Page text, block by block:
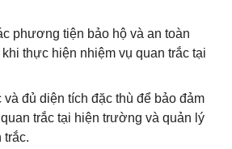
phương tiện bảo hộ và an toàn
thực hiện nhiệm vụ quan trắc tại
đủ diện tích đặc thù để bảo đảm
trắc tại hiện trường và quản lý
trắc.